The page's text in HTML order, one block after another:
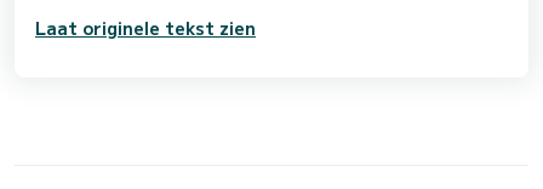
Laat originele tekst zien